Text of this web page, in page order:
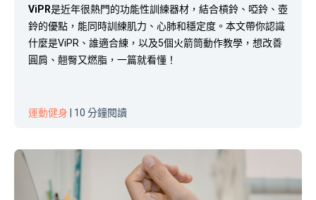
ViPR是近年很熱門的功能性訓練器材，結合槓鈴、啞鈴、壺
鈴的優點，能同時訓練肌力、心肺和穩定度。本文帶你認識
什麼是ViPR、誰適合練，以及5個火箭筒動作教學，想改善
圓肩、翹臀又燃脂，一篇就看懂！
運動健身 | 10 分鐘閱讀